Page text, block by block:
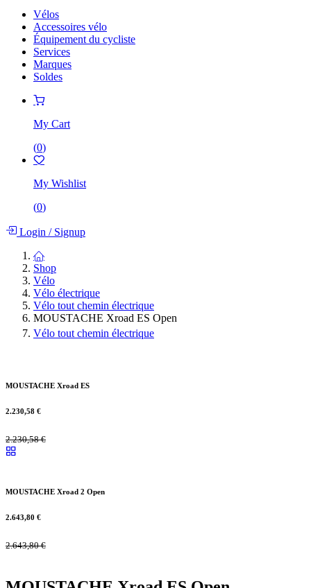
Vélos
Accessoires vélo
Équipement du cycliste
Services
Marques
Soldes
My Cart
(0)
My Wishlist
(0)
Login /Signup
Shop
Vélo
Vélo électrique
Vélo tout chemin électrique
MOUSTACHE Xroad ES Open
Vélo tout chemin électrique
MOUSTACHE Xroad ES
2.230,58 €
2.230,58€
MOUSTACHE Xroad 2 Open
2.643,80 €
2.643,80€